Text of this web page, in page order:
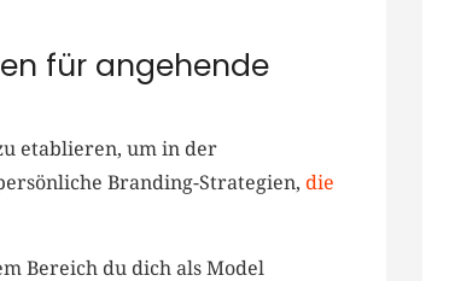
für angehende
etablieren, um in der
‍Branding-Strategien, die‍
Bereich du dich als Model